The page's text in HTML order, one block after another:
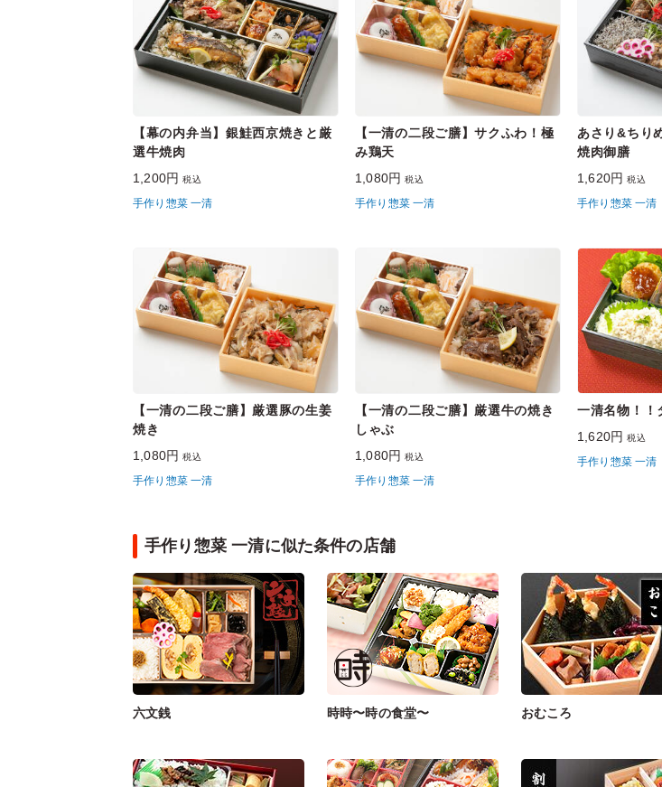
【幕の内弁当】銀鮭西京焼きと厳
選牛焼肉
1,200円税込
手作り惣菜 一清
【一清の二段ご膳】サクふわ！極
み鶏天
1,080円税込
手作り惣菜 一清
あさり&ちり
焼肉御膳
1,620円税込
手作り惣菜 一清
【一清の二段ご膳】厳選豚の生姜
焼き
1,080円税込
手作り惣菜 一清
【一清の二段ご膳】厳選牛の焼き
しゃぶ
1,080円税込
手作り惣菜 一清
一清名物！！
1,620円税込
手作り惣菜 一清
手作り惣菜 一清に似た条件の店舗
六文銭 時時〜時の食堂〜 おむころ